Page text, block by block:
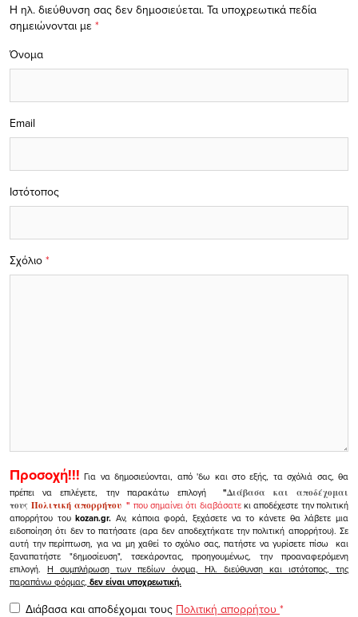
Η ηλ. διεύθυνση σας δεν δημοσιεύεται. Τα υποχρεωτικά πεδία
σημειώνονται με *
Σχόλιο *
Όνομα
Email
Ιστότοπος
Προσοχή!!! Για να δημοσιεύονται, από 'δω και στο εξής, τα σχόλιά σας, θα
πρέπει να επιλέγετε, την παρακάτω επιλογή
"Διάβασα και αποδέχομαι
τουςΠολιτική απορρήτου" που σημαίνει ότι διαβάσατεκι αποδέχεστε την πολιτική
απορρήτου τουkozan.gr. Αν, κάποια φορά, ξεχάσετε να το κάνετε θα λάβετε μια
ειδοποίηση ότι δεν το πατήσατε (αρα δεν αποδεχτήκατε την πολιτική απορρήτου). Σε
αυτή την περίπτωση, για να μη χαθεί το σχόλιο σας, πατήστε να γυρίσετε πίσω και
ξαναπατήστε "δημοσίευση", τσεκάροντας, προηγουμένως, την προαναφερόμενη
επιλογή.Η συμπλήρωση των πεδίων όνομα, Ηλ. διεύθυνση και ιστότοπος, της
παραπάνω φόρμας, δεν είναι υποχρεωτική.
Διάβασα και αποδέχομαι τους Πολιτική απορρήτου *